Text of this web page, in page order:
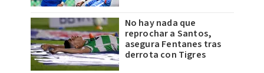
No hay nada que
reprochar a Santos,
asegura Fentanes tras
derrota con Tigres